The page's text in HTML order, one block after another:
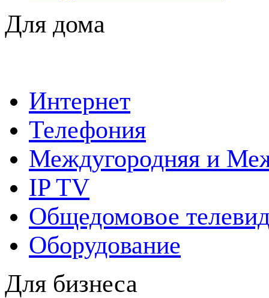
Для дома
Интернет
Телефония
Междугородняя и
IP TV
Общедомовое
Оборудование
Для бизнеса